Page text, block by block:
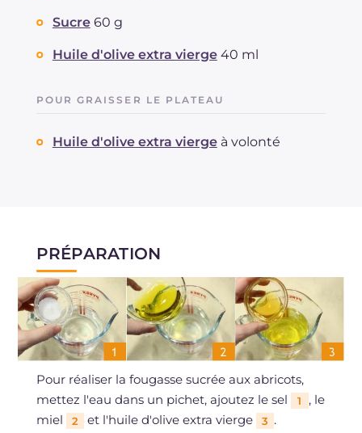
Sucre 60 g
Huile d'olive extra vierge 40 ml
POUR GRAISSER LE PLATEAU
Huile d'olive extra vierge à volonté
PRÉPARATION
Pour réaliser la fougasse sucrée aux abricots,
mettez l'eau dans un pichet, ajoutez le sel
1
, le
miel
2 et l'huile d'olive extra vierge 3 .